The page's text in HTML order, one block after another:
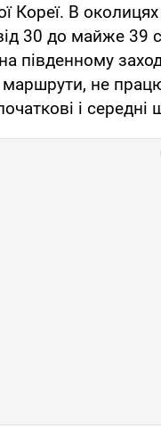
Кореї. В
30 до майже 39
південному
не
і середні